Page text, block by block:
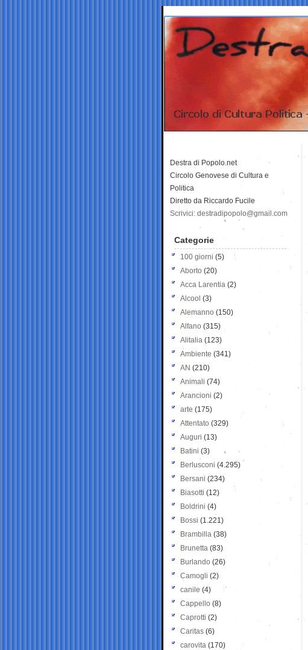
Destra di Popolo.net
Circolo Genovese di Cultura e
Politica
Diretto da Riccardo Fucile
Scrivici: destradipopolo@gmail.com
Categorie
100 giorni (5)
Aborto (20)
Acca Larentia (2)
Alcool (3)
Alemanno (150)
Alfano (315)
Alitalia (123)
Ambiente (341)
AN (210)
Animali (74)
Arancioni (2)
arte (175)
Attentato (329)
Auguri (13)
Batini (3)
Berlusconi (4.295)
Bersani (234)
Biasotti (12)
Boldrini (4)
Bossi (1.221)
Brambilla (38)
Brunetta (83)
Burlando (26)
Camogli (2)
canile (4)
Cappello (8)
Caprotti (2)
Caritas (6)
carovita (170)